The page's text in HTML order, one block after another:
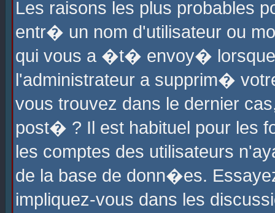
Les raisons les plus probables
entr� un nom d'utilisateur ou
qui vous a �t� envoy�
l'administrateur a supprim�
vous trouvez dans le dernier
post� ? Il est habituel pour les
les comptes des utilisateurs
de la base de donn�es.
impliquez-vous dans les